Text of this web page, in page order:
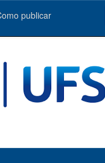
publicar